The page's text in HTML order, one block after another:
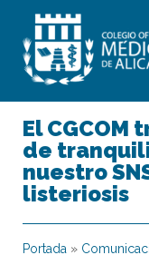
El CGCOM
de
nuestro
listeriosis
Portada »